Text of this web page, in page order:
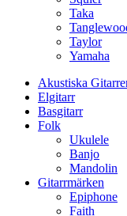
Taka
Taylor
Yamaha
Akustiska
Elgitarr
Basgitarr
Folk
Ukulele
Banjo
Mandolin
Gitarrmärken
Epiphone
Faith